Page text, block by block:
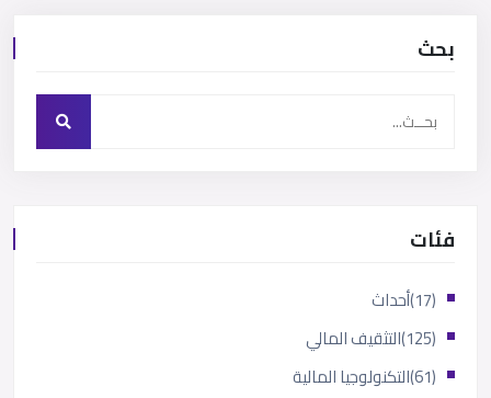
بحث
فئات
أحداث
(17)
التثقيف المالي
(125)
التكنولوجيا المالية
(61)